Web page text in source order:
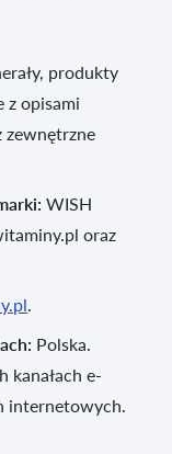
produkty
z opisami
zewnętrzne
WISH
oraz
.
Polska.
kanałach e-
internetowych.